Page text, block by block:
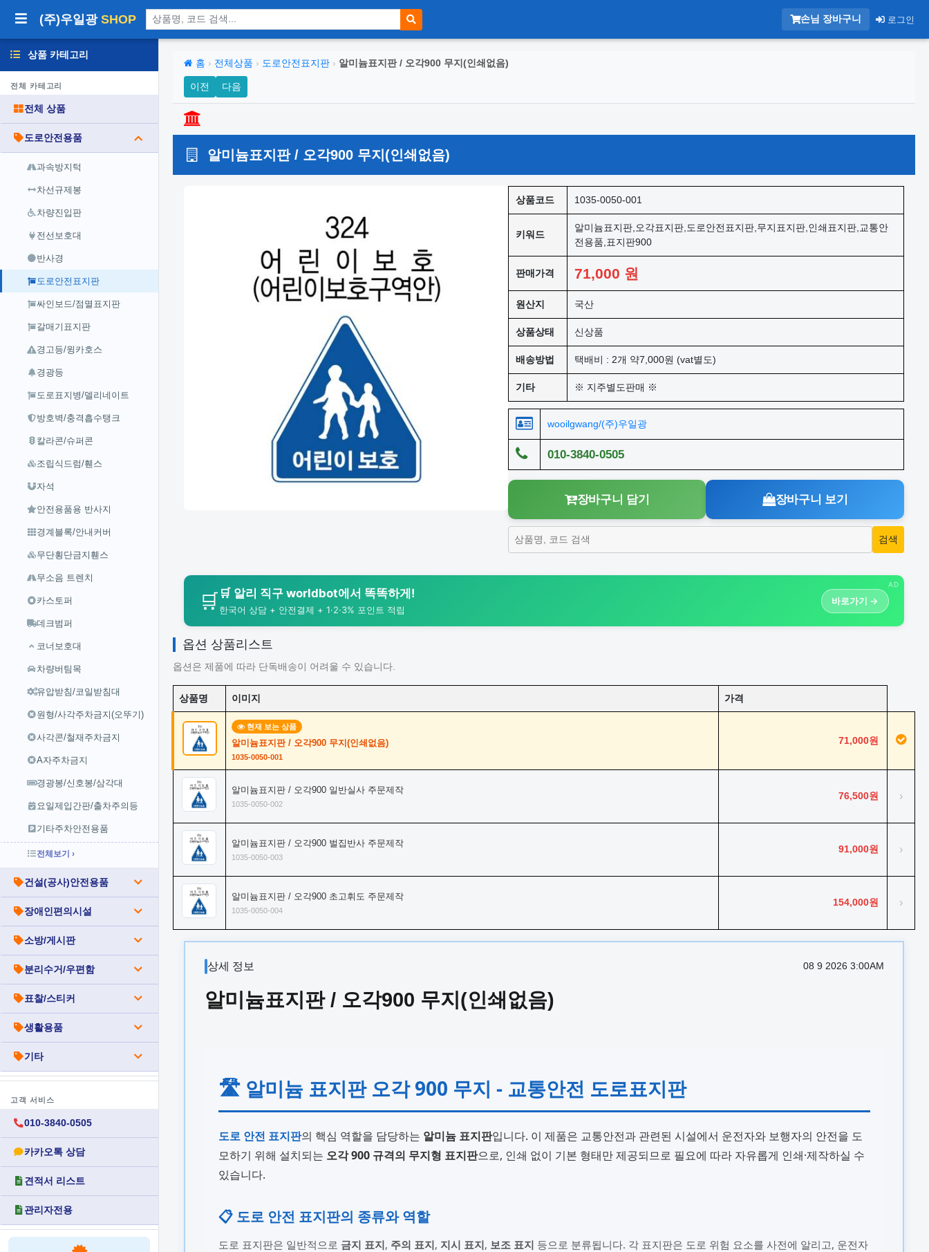
(주)우일광 SHOP 상품 검색 손님 장바구니 로그인
상품 카테고리
전체 카테고리
전체 상품
도로안전용품
과속방지턱
차선규제봉
차량진입판
전선보호대
반사경
도로안전표지판
싸인보드/점멸표지판
갈매기표지판
경고등/윙카호스
경광등
도로표지병/델리네이트
방호벽/충격흡수탱크
칼라콘/슈퍼콘
조립식드럼/휀스
자석
안전용품용 반사지
경계블록/안내커버
무단횡단금지휀스
무소음 트렌치
카스토퍼
데크범퍼
코너보호대
차량버팀목
유압받침/코일받침대
원형/사각주차금지(오뚜기)
사각콘/철재주차금지
A자주차금지
경광봉/신호봉/삼각대
요일제입간판/출차주의등
기타주차안전용품
전체보기 ›
건설(공사)안전용품
장애인편의시설
소방/게시판
분리수거/우편함
표찰/스티커
생활용품
기타
고객 서비스
010-3840-0505
카카오톡 상담
견적서 리스트
관리자전용
홈 › 전체상품 › 도로안전표지판 › 알미늄표지판 / 오각900 무지(인쇄없음)
이전 다음
알미늄표지판 / 오각900 무지(인쇄없음)
상품코드 1035-0050-001
키워드
알미늄표지판,오각표지판,도로안전표지판,무지표지판,인쇄표지판,교통안
전용품,표지판900
판매가격 71,000 원
원산지 국산
상품상태 신상품
배송방법 택배비 : 2개 약7,000원 (vat별도)
기타 ※ 지주별도판매 ※
wooilgwang/(주)우일광
010-3840-0505
장바구니 담기 장바구니 보기
AD
🛒 🛒 알리 직구 worldbot에서 똑똑하게!
한국어 상담 + 안전결제 + 1·2·3% 포인트 적립
바로가기 →
옵션 상품리스트
옵션은 제품에 따라 단독배송이 어려울 수 있습니다.
상품명 이미지 가격
현재 보는 상품
알미늄표지판 / 오각900 무지(인쇄없음)
1035-0050-001
71,000원
알미늄표지판 / 오각900 일반실사 주문제작
1035-0050-002
76,500원 ›
알미늄표지판 / 오각900 벌집반사 주문제작
1035-0050-003
91,000원 ›
알미늄표지판 / 오각900 초고휘도 주문제작
1035-0050-004
154,000원 ›
상세 정보 08 9 2026 3:00AM
알미늄표지판 / 오각900 무지(인쇄없음)
🛣️ 알미늄 표지판 오각 900 무지 - 교통안전 도로표지판
도로 안전 표지판의 핵심 역할을 담당하는 알미늄 표지판입니다. 이 제품은 교통안전과 관련된 시설에서 운전자와 보행자의 안전을 도
모하기 위해 설치되는 오각 900 규격의 무지형 표지판으로, 인쇄 없이 기본 형태만 제공되므로 필요에 따라 자유롭게 인쇄·제작하실 수
있습니다.
📋 도로 안전 표지판의 종류와 역할
도로 표지판은 일반적으로 금지 표지, 주의 표지, 지시 표지, 보조 표지 등으로 분류됩니다. 각 표지판은 도로 위험 요소를 사전에 알리고, 운전자